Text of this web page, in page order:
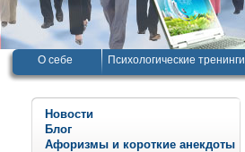
О себе Психологические тренинги
Новости
Блог
Афоризмы и короткие анекдоты